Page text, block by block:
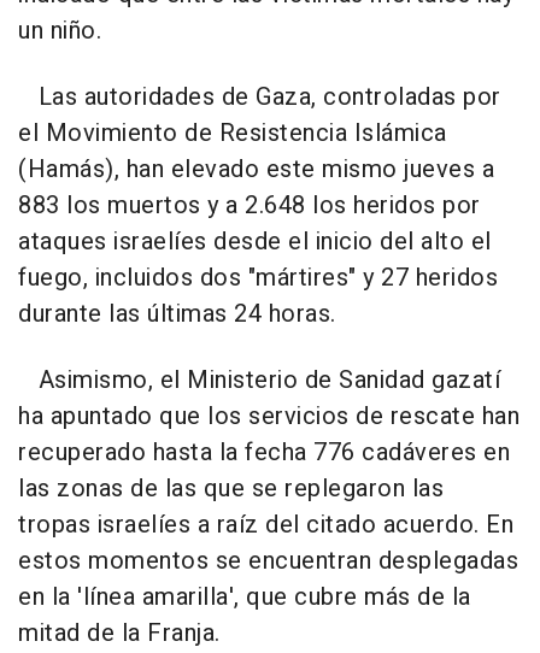
un niño.
Las autoridades de Gaza, controladas por
el Movimiento de Resistencia Islámica
(Hamás), han elevado este mismo jueves a
883 los muertos y a 2.648 los heridos por
ataques israelíes desde el inicio del alto el
fuego, incluidos dos "mártires" y 27 heridos
durante las últimas 24 horas.
Asimismo, el Ministerio de Sanidad gazatí
ha apuntado que los servicios de rescate han
recuperado hasta la fecha 776 cadáveres en
las zonas de las que se replegaron las
tropas israelíes a raíz del citado acuerdo. En
estos momentos se encuentran desplegadas
en la 'línea amarilla', que cubre más de la
mitad de la Franja.